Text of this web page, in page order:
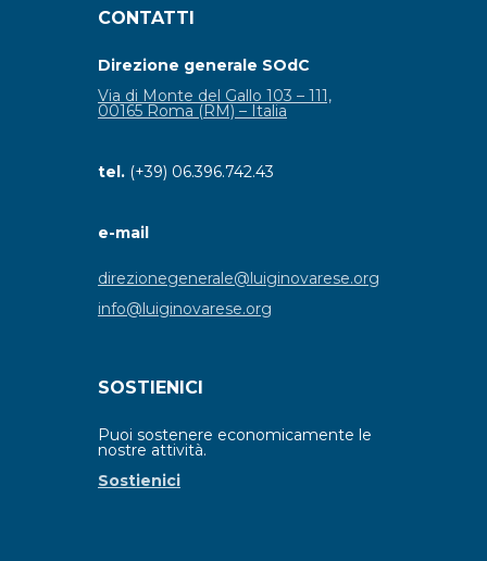
CONTATTI
Direzione generale SOdC
Via di Monte del Gallo 103 – 111,
00165 Roma (RM) – Italia
tel. (+39) 06.396.742.43
e-mail
direzionegenerale@luiginovarese.org
info@luiginovarese.org
SOSTIENICI
Puoi sostenere economicamente le
nostre attività.
Sostienici